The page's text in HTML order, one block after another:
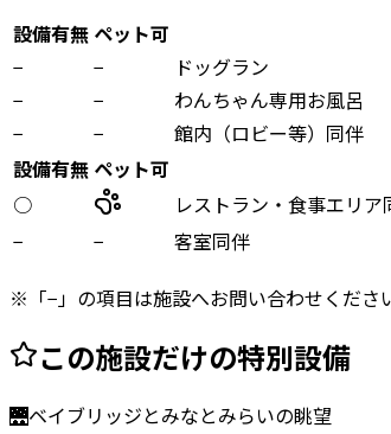
設備有無 ペット可
−
−
ドッグラン
−
−
わんちゃん専用お風呂
−
−
館内（ロビー等）同伴
設備有無 ペット可
○
レストラン・食事エリア
−
−
客室同伴
※「−」の項目は施設へお問い合わせくださ
この施設だけの特別設備
🌉ベイブリッジとみなとみらいの眺望